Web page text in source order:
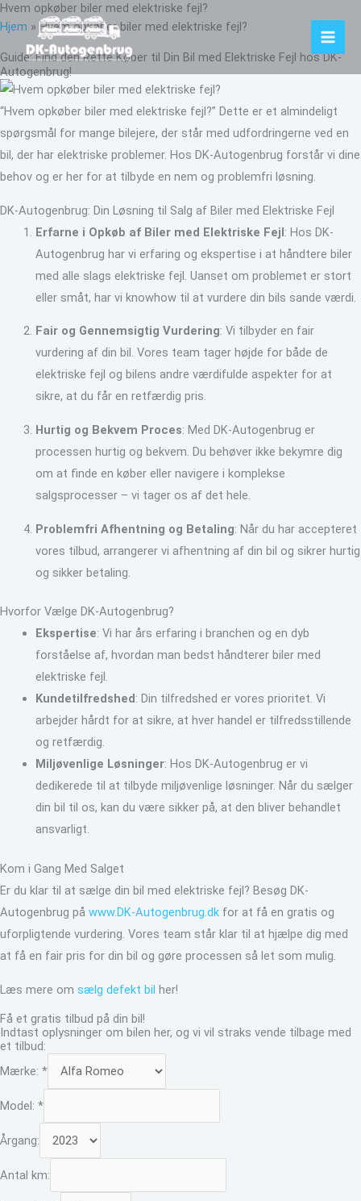
Gå
til
indholdet
Hvem opkøber biler med elektriske fejl?
Hjem » Hvem opkøber biler med elektriske fejl?
Guide: Find den Rette Køber til Din Bil med Elektriske Fejl hos DK-
Autogenbrug!
“Hvem opkøber biler med elektriske fejl?” Dette er et almindeligt
spørgsmål for mange bilejere, der står med udfordringerne ved en
bil, der har elektriske problemer. Hos DK-Autogenbrug forstår vi dine
behov og er her for at tilbyde en nem og problemfri løsning.
DK-Autogenbrug: Din Løsning til Salg af Biler med Elektriske Fejl
Erfarne i Opkøb af Biler med Elektriske Fejl: Hos DK-
Autogenbrug har vi erfaring og ekspertise i at håndtere biler
med alle slags elektriske fejl. Uanset om problemet er stort
eller småt, har vi knowhow til at vurdere din bils sande værdi.
Fair og Gennemsigtig Vurdering: Vi tilbyder en fair
vurdering af din bil. Vores team tager højde for både de
elektriske fejl og bilens andre værdifulde aspekter for at
sikre, at du får en retfærdig pris.
Hurtig og Bekvem Proces: Med DK-Autogenbrug er
processen hurtig og bekvem. Du behøver ikke bekymre dig
om at finde en køber eller navigere i komplekse
salgsprocesser – vi tager os af det hele.
Problemfri Afhentning og Betaling: Når du har accepteret
vores tilbud, arrangerer vi afhentning af din bil og sikrer hurtig
og sikker betaling.
Hvorfor Vælge DK-Autogenbrug?
Ekspertise: Vi har års erfaring i branchen og en dyb
forståelse af, hvordan man bedst håndterer biler med
elektriske fejl.
Kundetilfredshed : Din tilfredshed er vores prioritet. Vi
arbejder hårdt for at sikre, at hver handel er tilfredsstillende
og retfærdig.
Miljøvenlige Løsninger: Hos DK-Autogenbrug er vi
dedikerede til at tilbyde miljøvenlige løsninger. Når du sælger
din bil til os, kan du være sikker på, at den bliver behandlet
ansvarligt.
Kom i Gang Med Salget
Er du klar til at sælge din bil med elektriske fejl? Besøg DK-
Autogenbrug på www.DK-Autogenbrug.dk for at få en gratis og
uforpligtende vurdering. Vores team står klar til at hjælpe dig med
at få en fair pris for din bil og gøre processen så let som mulig.
Læs mere om sælg defekt bil her!
Få et gratis tilbud på din bil!
Indtast oplysninger om bilen her, og vi vil straks vende tilbage med
et tilbud:
Mærke: *
Model: *
Årgang:
Antal km: